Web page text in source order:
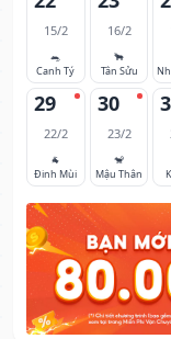
15/2
🐀
Canh Tý
16/2
🐂
Tân Sửu
29
22/2
🐐
Đinh Mùi
30
23/2
🐒
Mậu Thân